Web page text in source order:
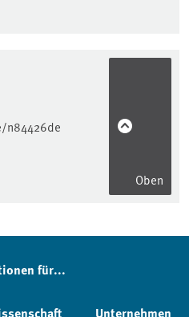
n84426de
Oben
für...
Unternehmen